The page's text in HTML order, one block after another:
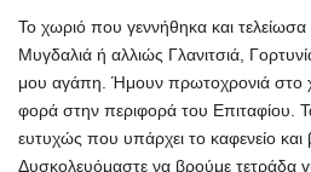
Το χωριό που γεννήθηκα και τελείωσα
Μυγδαλιά ή αλλιώς Γλανιτσιά,
μου αγάπη. Ήμουν πρωτοχρονιά στο
φορά στην περιφορά του Επιταφίου.
ευτυχώς που υπάρχει το καφενείο και
Δυσκολευόμαστε να βρούμε τετράδα